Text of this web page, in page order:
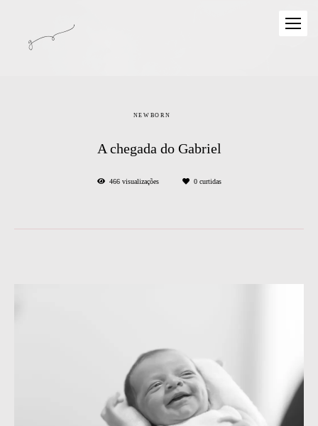
NEWBORN
A chegada do Gabriel
466visualizações 0curtidas